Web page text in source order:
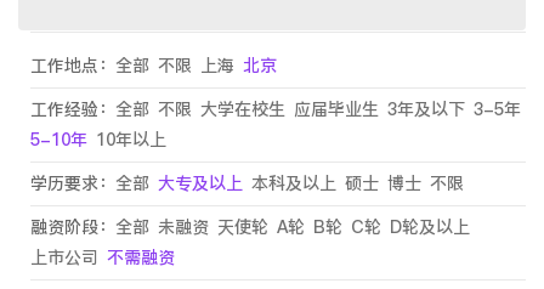
工作地点： 全部 不限 上海 北京
工作经验： 全部 不限 大学在校生 应届毕业生 3年及以下 3-5年
5-10年 10年以上
学历要求： 全部 大专及以上 本科及以上 硕士 博士 不限
融资阶段： 全部 未融资 天使轮 A轮 B轮 C轮 D轮及以上
上市公司 不需融资